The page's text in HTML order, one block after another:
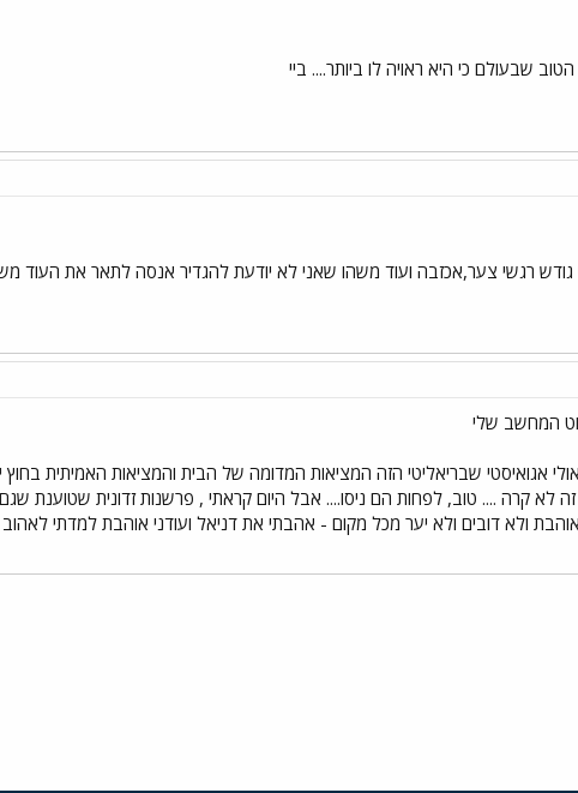
שבעולם כי היא ראויה לו ביותר.... ביי
גודש רגשי צער,אכזבה ועוד משהו שאני לא יודעת להגדיר אנסה לתאר את העוד
המחשב שלי
אגואיסטי שבריאליטי הזה המציאות המדומה של הבית והמציאות האמיתית בחוץ
לא קרה .... טוב, לפחות הם ניסו.... אבל היום קראתי , פרשנות זדונית שטוענת
ולא דובים ולא יער מכל מקום - אהבתי את דניאל ועודני אוהבת למדתי